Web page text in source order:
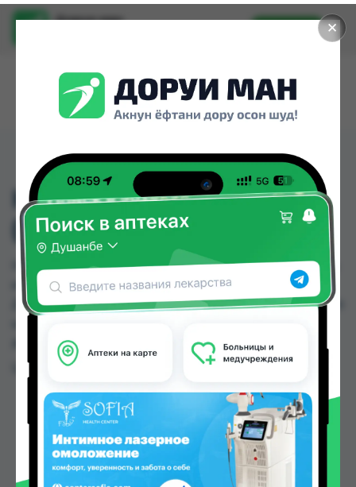
✕
Доруи ман
Установить
HELMEX SUSPENSION
(ХЕЛМЕКС)
HELMEX SUSPENSION (ХЕЛМЕКС) можно купить
или заказать в аптеках, Дорухона Олмони №1,
Дорухона Олмони №2, Дорухона Олмони №3 по
других городах Таджикистана
Цена: от410.00 TJS